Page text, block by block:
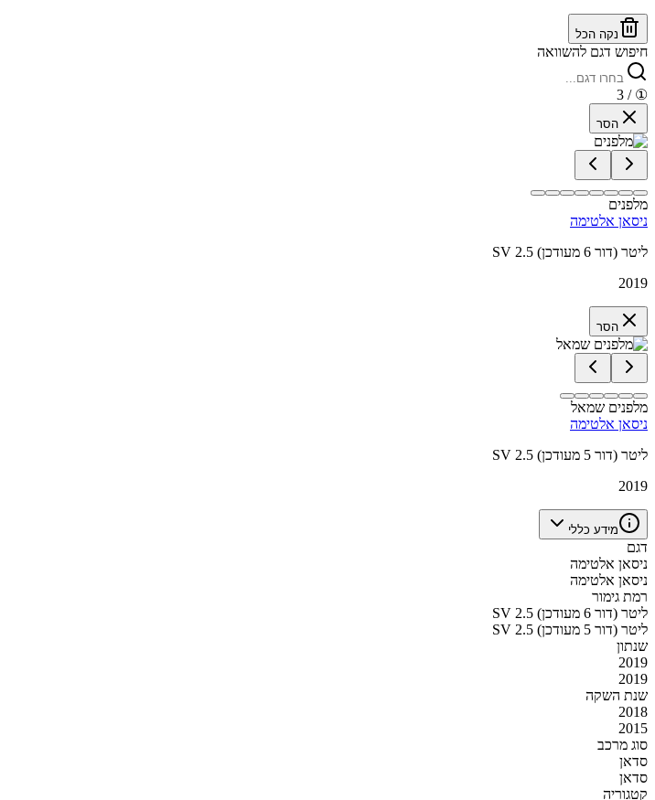
נקה הכל
חיפוש דגם להשוואה
①
/ 3
הסר
מלפנים
ניסאן אלטימה
SV 2.5 ליטר (דור 6 מעודכן)
2019
הסר
מלפנים שמאל
ניסאן אלטימה
SV 2.5 ליטר (דור 5 מעודכן)
2019
מידע כללי
דגם
ניסאן אלטימה
ניסאן אלטימה
רמת גימור
SV 2.5 ליטר (דור 6 מעודכן)
SV 2.5 ליטר (דור 5 מעודכן)
שנתון
2019
2019
שנת השקה
2018
2015
סוג מרכב
סדאן
סדאן
קטגוריה